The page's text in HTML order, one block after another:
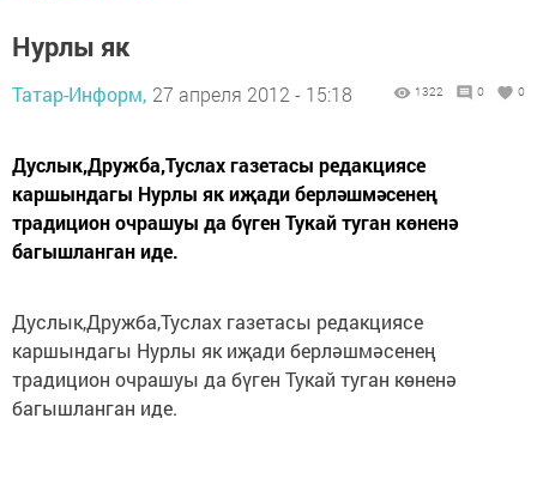
Нурлы як
Татар-Информ, 27 апреля 2012 - 15:18 1322 0 0
Дуслык,Дружба,Туслах газетасы редакциясе
каршындагы Нурлы як иҗади берләшмәсенең
традицион очрашуы да бүген Тукай туган көненә
багышланган иде.
Дуслык,Дружба,Туслах газетасы редакциясе
каршындагы Нурлы як иҗади берләшмәсенең
традицион очрашуы да бүген Тукай туган көненә
багышланган иде.